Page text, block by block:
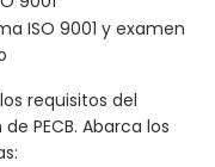
ISO 9001 y examen
requisitos del
PECB. Abarca los